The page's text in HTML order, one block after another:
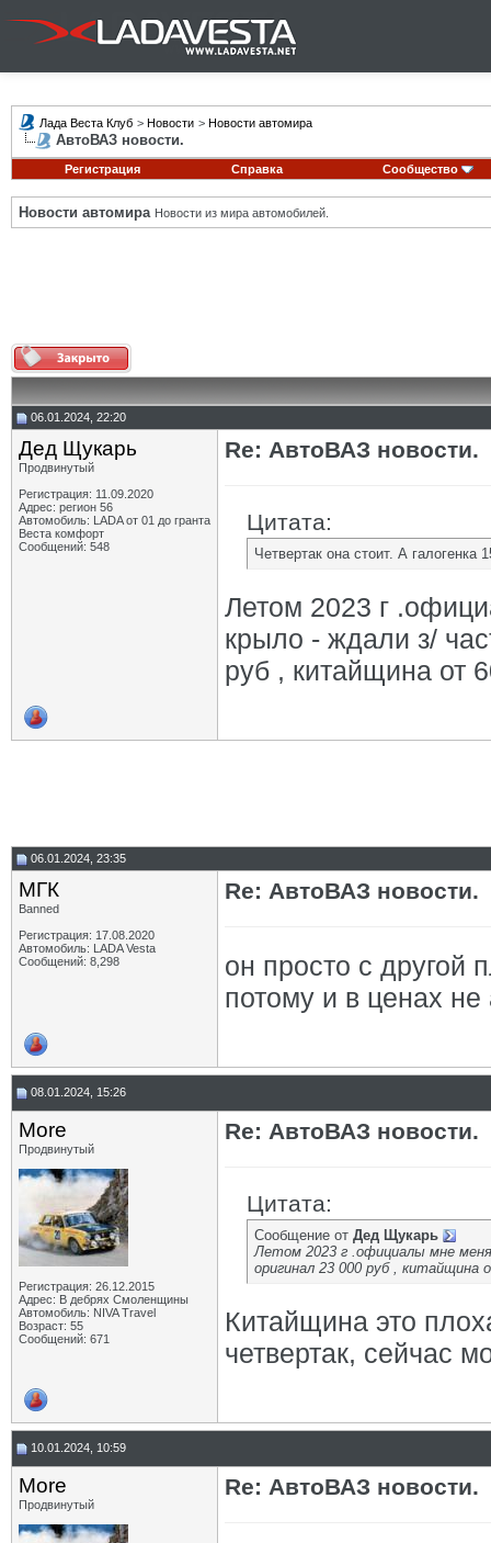
Лада Веста Клуб > Новости > Новости автомира
АвтоВАЗ новости.
Регистрация Справка Сообщество
Новости автомира Новости из мира автомобилей.
06.01.2024, 22:20
Дед Щукарь
Продвинутый
Регистрация: 11.09.2020
Адрес: регион 56
Автомобиль: LADA от 01 до гранта
Веста комфорт
Сообщений: 548
Re: АвтоВАЗ новости.
Цитата:
Четвертак она стоит. А галогенка
Летом 2023 г
крыло - ждали з/
руб , китайщина от
06.01.2024, 23:35
МГК
Banned
Регистрация: 17.08.2020
Автомобиль: LADA Vesta
Сообщений: 8,298
Re: АвтоВАЗ новости.
он просто с другой
потому и в ценах не
08.01.2024, 15:26
More
Продвинутый
Регистрация: 26.12.2015
Адрес: В дебрях Смоленщины
Автомобиль: NIVA Travel
Возраст: 55
Сообщений: 671
Re: АвтоВАЗ новости.
Цитата:
Сообщение от Дед Щукарь
Летом 2023 г .официалы мне
оригинал 23 000 руб , китайщина
Китайщина это
четвертак, сейчас
10.01.2024, 10:59
More
Продвинутый
Re: АвтоВАЗ новости.